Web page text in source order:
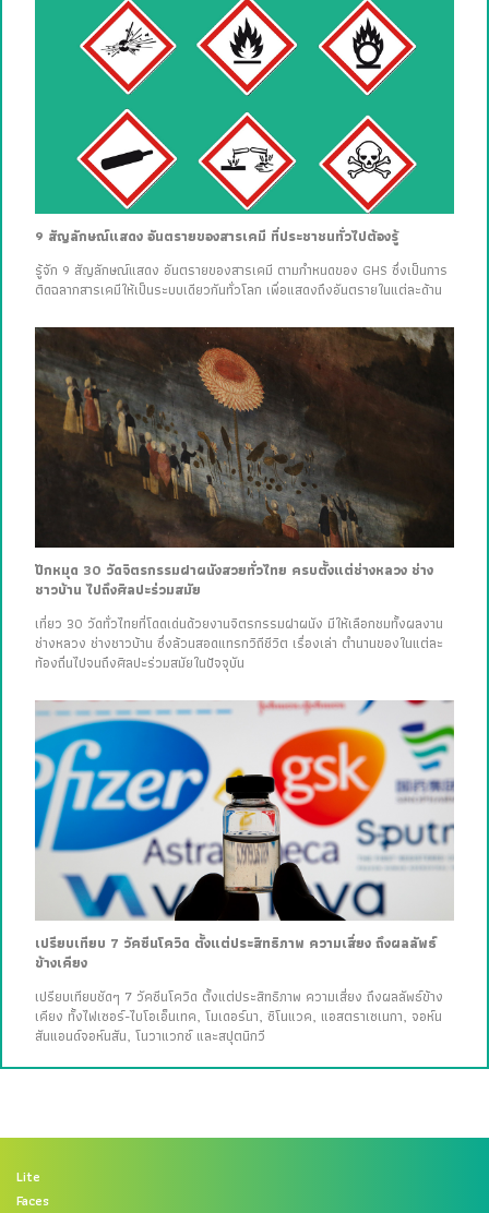
9 สัญลักษณ์แสดง อันตรายของสารเคมี ที่ประชาชนทั่วไปต้องรู้
รู้จัก 9 สัญลักษณ์แสดง อันตรายของสารเคมี ตามกำหนดของ GHS ซึ่งเป็นการ
ติดฉลากสารเคมีให้เป็นระบบเดียวกันทั่วโลก เพื่อแสดงถึงอันตรายในแต่ละด้าน
ปักหมุด 30 วัดจิตรกรรมฝาผนังสวยทั่วไทย ครบตั้งแต่ช่างหลวง ช่าง
ชาวบ้าน ไปถึงศิลปะร่วมสมัย
เที่ยว 30 วัดทั่วไทยที่โดดเด่นด้วยงานจิตรกรรมฝาผนัง มีให้เลือกชมทั้งผลงาน
ช่างหลวง ช่างชาวบ้าน ซึ่งล้วนสอดแทรกวิถีชีวิต เรื่องเล่า ตำนานของในแต่ละ
ท้องถิ่นไปจนถึงศิลปะร่วมสมัยในปัจจุบัน
เปรียบเทียบ 7 วัคซีนโควิด ตั้งแต่ประสิทธิภาพ ความเสี่ยง ถึงผลลัพธ์
ข้างเคียง
เปรียบเทียบชัดๆ 7 วัคซีนโควิด ตั้งแต่ประสิทธิภาพ ความเสี่ยง ถึงผลลัพธ์ข้าง
เคียง ทั้งไฟเซอร์-ไบโอเอ็นเทค, โมเดอร์นา, ซิโนแวค, แอสตราเซเนกา, จอห์น
สันแอนด์จอห์นสัน, โนวาแวกซ์ และสปุตนิกวี
Lite
Faces